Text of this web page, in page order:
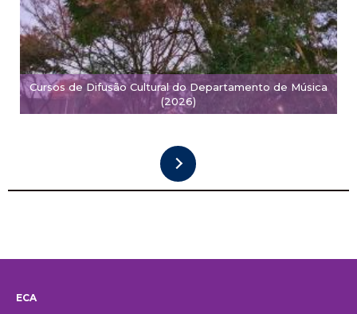
Cursos de Difusão Cultural do Departamento de Música
(2026)
ECA